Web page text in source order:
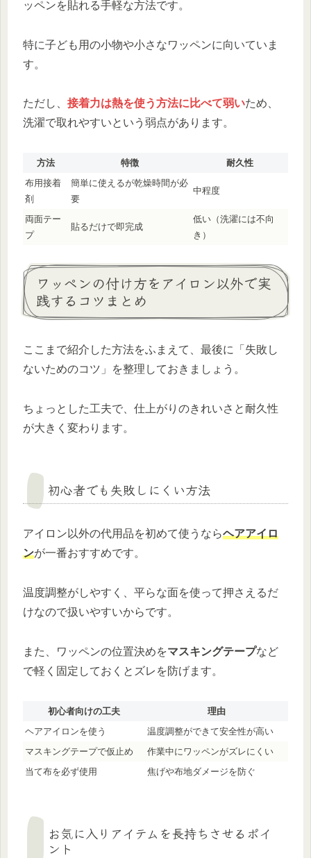
ッペンを貼れる手軽な方法です。
特に子ども用の小物や小さなワッペンに向いていま
す。
ただし、 接着力は熱を使う方法に比べて弱いため、
洗濯で取れやすいという弱点があります。
方法 特徴
耐久性
布用接着
剤
簡単に使えるが乾燥時間が必
要
中程度
両面テー
プ
貼るだけで即完成
低い（洗濯には不向
き）
ワッペンの付け方をアイロン以外で実
践するコツまとめ
ここまで紹介した方法をふまえて、最後に「失敗し
ないためのコツ」を整理しておきましょう。
ちょっとした工夫で、仕上がりのきれいさと耐久性
が大きく変わります。
初心者でも失敗しにくい方法
アイロン以外の代用品を初めて使うならヘアアイロ
ンが一番おすすめです。
温度調整がしやすく、平らな面を使って押さえるだ
けなので扱いやすいからです。
また、ワッペンの位置決めをマスキングテープなど
で軽く固定しておくとズレを防げます。
初心者向けの工夫
理由
ヘアアイロンを使う
温度調整ができて安全性が高い
マスキングテープで仮止め
作業中にワッペンがズレにくい
当て布を必ず使用
焦げや布地ダメージを防ぐ
お気に入りアイテムを長持ちさせるポイ
ント